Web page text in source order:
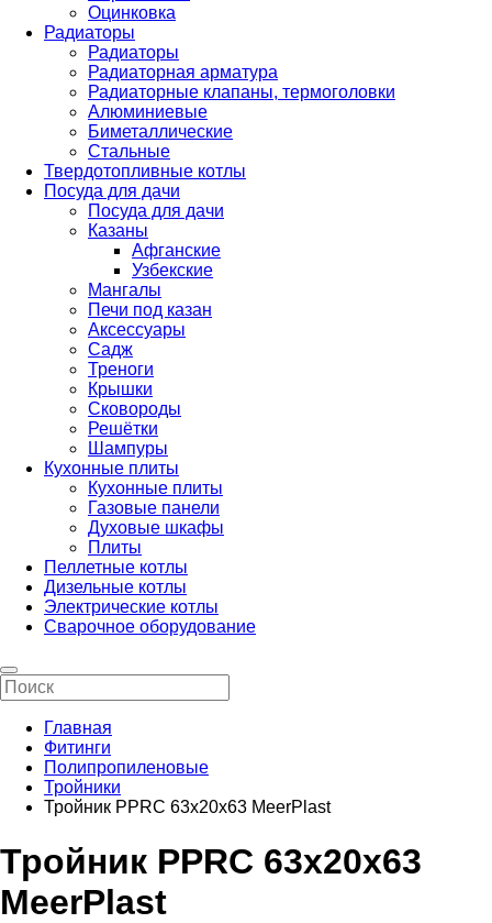
Оцинковка
Радиаторы
Радиаторы
Радиаторная арматура
Радиаторные клапаны, термоголовки
Алюминиевые
Биметаллические
Стальные
Твердотопливные котлы
Посуда для дачи
Посуда для дачи
Казаны
Афганские
Узбекские
Мангалы
Печи под казан
Аксессуары
Садж
Треноги
Крышки
Сковороды
Решётки
Шампуры
Кухонные плиты
Кухонные плиты
Газовые панели
Духовые шкафы
Плиты
Пеллетные котлы
Дизельные котлы
Электрические котлы
Сварочное оборудование
Главная
Фитинги
Полипропиленовые
Тройники
Тройник PPRC 63х20х63 MeerPlast
Тройник PPRC 63х20х63
MeerPlast